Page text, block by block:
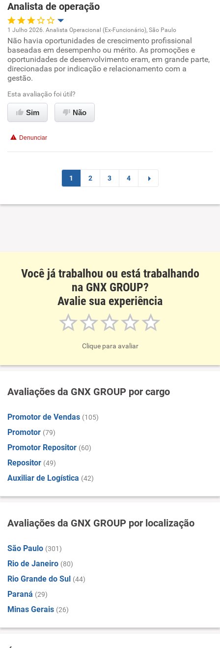
Analista de operação
Oportunidade de promoção
Ambiente de trabalho
Conciliação com a vida familiar
Benefícios
Não recomenda esta empresa
1 Julho 2026. Analista Operacional (Ex-Funcionário), São Paulo
Não havia oportunidades de crescimento profissional
baseadas em desempenho ou mérito. As promoções e
oportunidades de desenvolvimento eram, em grande parte,
direcionadas por indicação e relacionamento com a
gestão.
Esta avaliação foi útil?
Sim Não
Denunciar
1 2 3 4
Você já trabalhou ou está trabalhando
na GNX GROUP?
Avalie sua experiência
Clique para avaliar
Avaliações da GNX GROUP por cargo
Promotor de Vendas (105)
Promotor (79)
Promotor Repositor (60)
Repositor (49)
Auxiliar de Logística (42)
Avaliações da GNX GROUP por localização
São Paulo (301)
Rio de Janeiro (80)
Rio Grande do Sul (44)
Paraná (29)
Minas Gerais (26)